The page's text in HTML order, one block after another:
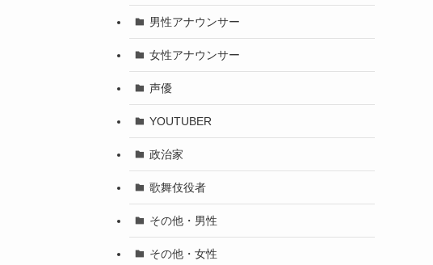
男性アナウンサー
女性アナウンサー
声優
YOUTUBER
政治家
歌舞伎役者
その他・男性
その他・女性